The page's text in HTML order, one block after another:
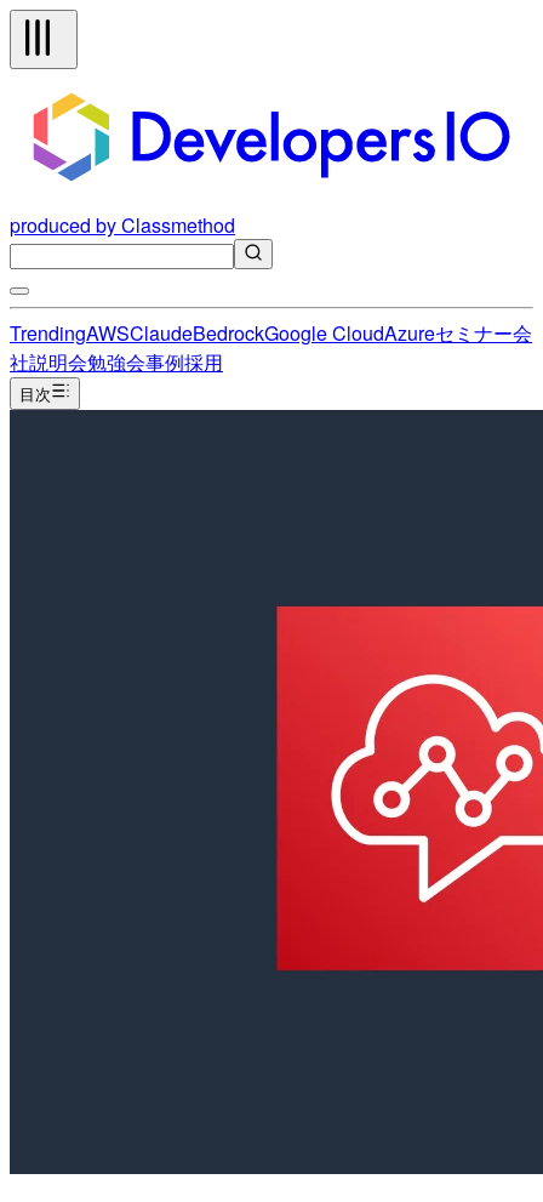
produced by Classmethod
TrendingAWSClaudeBedrockGoogle CloudAzureセミナー会
社説明会勉強会事例採用
目次